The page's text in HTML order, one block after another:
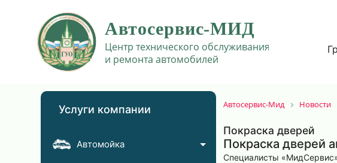
Услуги компании
Автомойка
Автосервис-Мид Новости
Покраска дверей
Покраска дверей
Специалисты